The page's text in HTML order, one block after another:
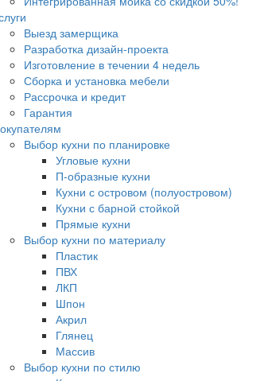
Выезд замерщика
Разработка дизайн-проекта
Изготовление в течении 4 недель
Сборка и установка мебели
Рассрочка и кредит
Гарантия
Выбор кухни по планировке
Угловые кухни
П-образные кухни
Кухни с островом (полуостровом)
Кухни с барной стойкой
Прямые кухни
Выбор кухни по материалу
Пластик
ПВХ
ЛКП
Шпон
Акрил
Глянец
Массив
Выбор кухни по стилю